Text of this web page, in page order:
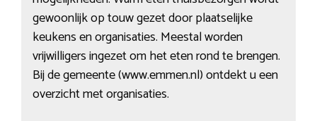
gewoonlijk op touw gezet door plaatselijke
keukens en organisaties. Meestal worden
vrijwilligers ingezet om het eten rond te brengen.
Bij de gemeente (www.emmen.nl) ontdekt u een
overzicht met organisaties.